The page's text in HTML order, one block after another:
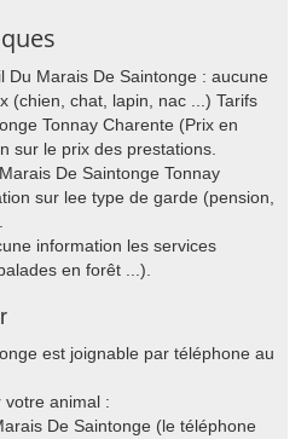
Du Marais De Saintonge : aucune
(chien, chat, lapin, nac ...) Tarifs
Tonnay Charente (Prix en
sur le prix des prestations.
De Saintonge Tonnay
sur lee type de garde (pension,
information les services
en forêt ...).
est joignable par téléphone au
votre animal :
De Saintonge (le téléphone